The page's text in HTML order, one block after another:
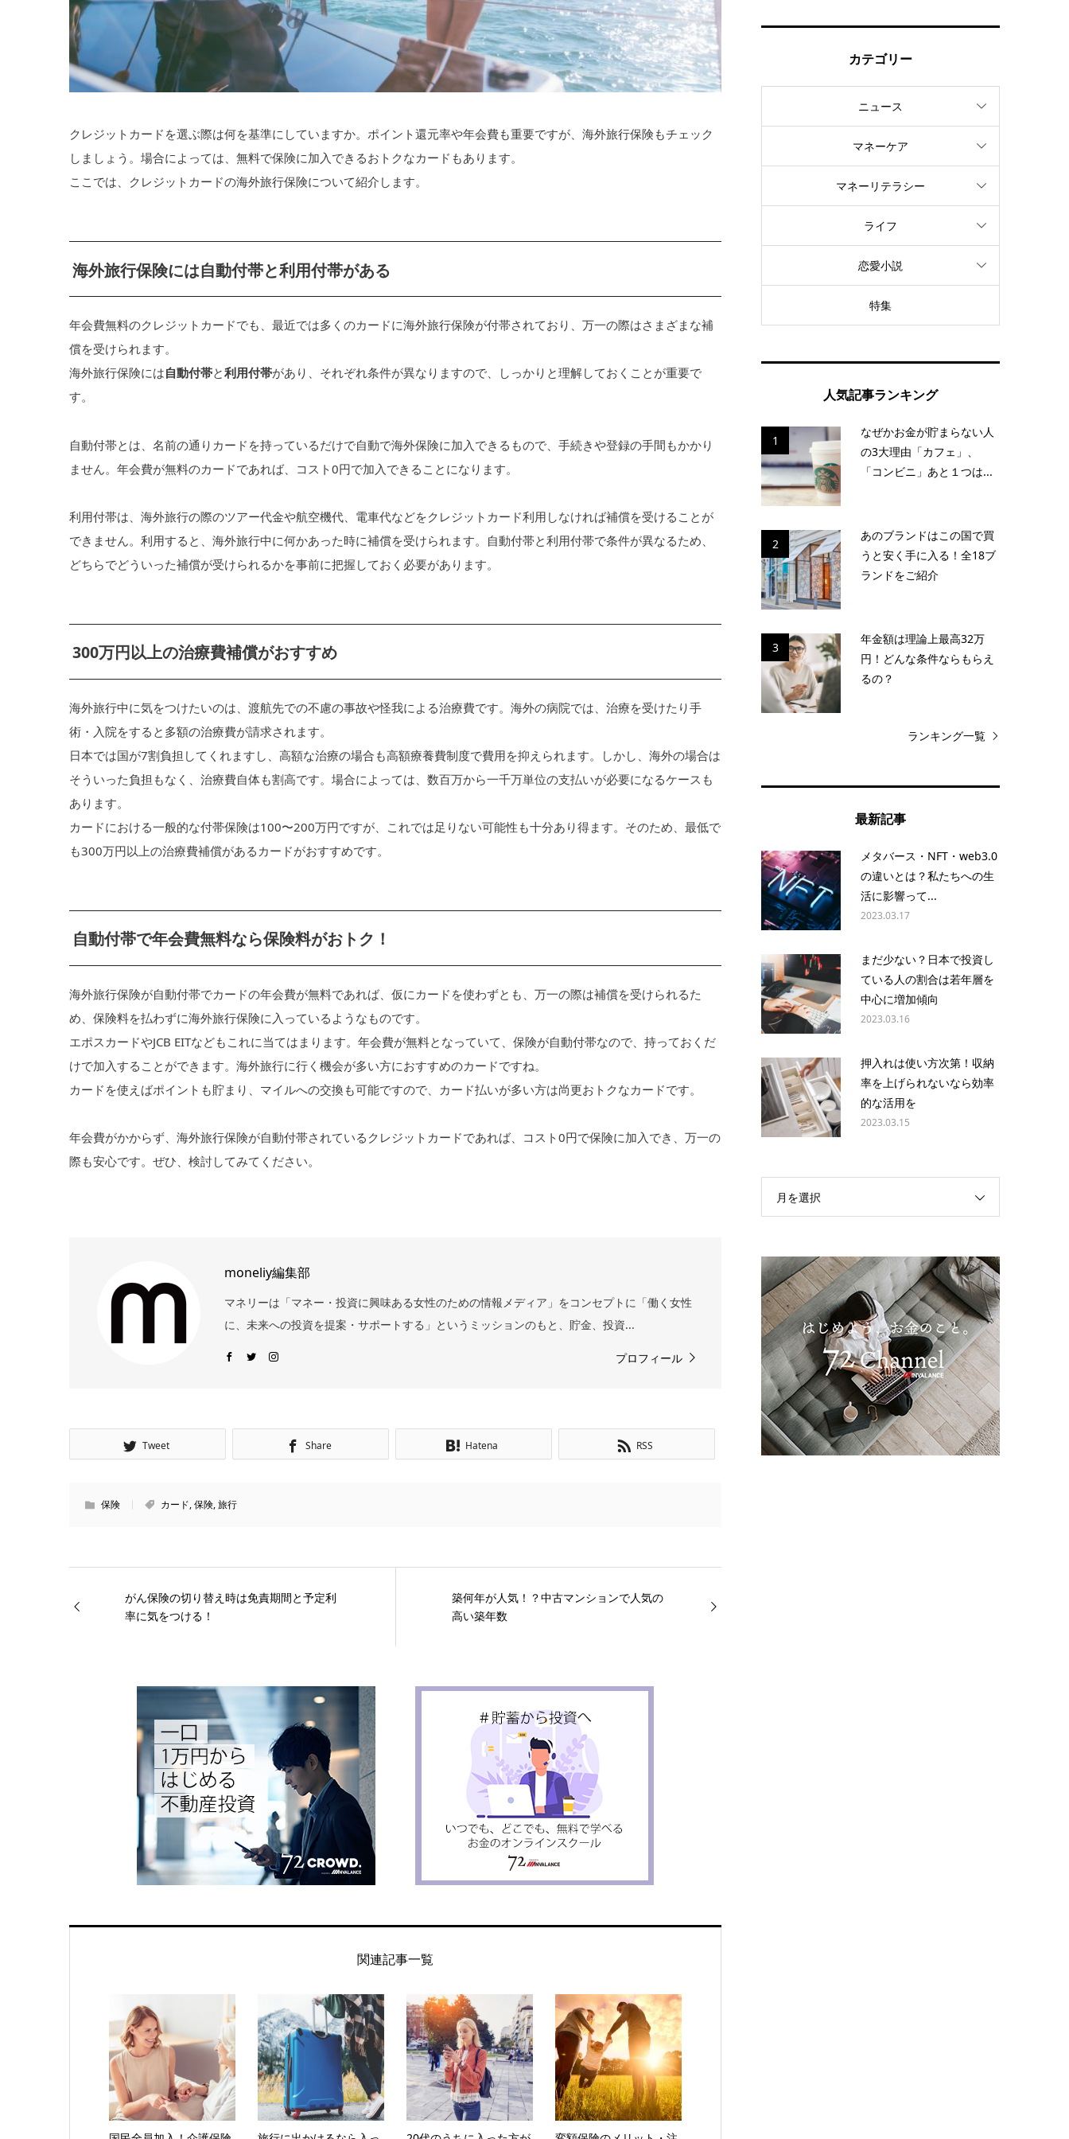
クレジットカードを選ぶ際は何を基準にしていますか。ポイント還元率や年会費も重要ですが、海外旅行保険もチェック
しましょう。場合によっては、無料で保険に加入できるおトクなカードもあります。
ここでは、クレジットカードの海外旅行保険について紹介します。
海外旅行保険には自動付帯と利用付帯がある
年会費無料のクレジットカードでも、最近では多くのカードに海外旅行保険が付帯されており、万一の際はさまざまな補
償を受けられます。
海外旅行保険には自動付帯と利用付帯があり、それぞれ条件が異なりますので、しっかりと理解しておくことが重要で
す。
自動付帯とは、名前の通りカードを持っているだけで自動で海外保険に加入できるもので、手続きや登録の手間もかかり
ません。年会費が無料のカードであれば、コスト0円で加入できることになります。
利用付帯は、海外旅行の際のツアー代金や航空機代、電車代などをクレジットカード利用しなければ補償を受けることが
できません。利用すると、海外旅行中に何かあった時に補償を受けられます。自動付帯と利用付帯で条件が異なるため、
どちらでどういった補償が受けられるかを事前に把握しておく必要があります。
300万円以上の治療費補償がおすすめ
海外旅行中に気をつけたいのは、渡航先での不慮の事故や怪我による治療費です。海外の病院では、治療を受けたり手
術・入院をすると多額の治療費が請求されます。
日本では国が7割負担してくれますし、高額な治療の場合も高額療養費制度で費用を抑えられます。しかし、海外の場合は
そういった負担もなく、治療費自体も割高です。場合によっては、数百万から一千万単位の支払いが必要になるケースも
あります。
カードにおける一般的な付帯保険は100〜200万円ですが、これでは足りない可能性も十分あり得ます。そのため、最低で
も300万円以上の治療費補償があるカードがおすすめです。
自動付帯で年会費無料なら保険料がおトク！
海外旅行保険が自動付帯でカードの年会費が無料であれば、仮にカードを使わずとも、万一の際は補償を受けられるた
め、保険料を払わずに海外旅行保険に入っているようなものです。
エポスカードやJCB EITなどもこれに当てはまります。年会費が無料となっていて、保険が自動付帯なので、持っておくだ
けで加入することができます。海外旅行に行く機会が多い方におすすめのカードですね。
カードを使えばポイントも貯まり、マイルへの交換も可能ですので、カード払いが多い方は尚更おトクなカードです。
年会費がかからず、海外旅行保険が自動付帯されているクレジットカードであれば、コスト0円で保険に加入でき、万一の
際も安心です。ぜひ、検討してみてください。
moneliy編集部
マネリーは「マネー・投資に興味ある女性のための情報メディア」をコンセプトに「働く女性
に、未来への投資を提案・サポートする」というミッションのもと、貯金、投資...
プロフィール
Tweet Share Hatena RSS
保険 カード,保険,旅行
がん保険の切り替え時は免責期間と予定利
率に気をつける！
築何年が人気！？中古マンションで人気の
高い築年数
関連記事一覧
カテゴリー
ニュース
マネーケア
マネーリテラシー
ライフ
恋愛小説
特集
人気記事ランキング
1
なぜかお金が貯まらない人
の3大理由「カフェ」、
「コンビニ」あと１つは...
2
あのブランドはこの国で買
うと安く手に入る！全18ブ
ランドをご紹介
3
年金額は理論上最高32万
円！どんな条件ならもらえ
るの？
ランキング一覧
最新記事
メタバース・NFT・web3.0
の違いとは？私たちへの生
活に影響って...
2023.03.17
まだ少ない？日本で投資し
ている人の割合は若年層を
中心に増加傾向
2023.03.16
押入れは使い方次第！収納
率を上げられないなら効率
的な活用を
2023.03.15
月を選択